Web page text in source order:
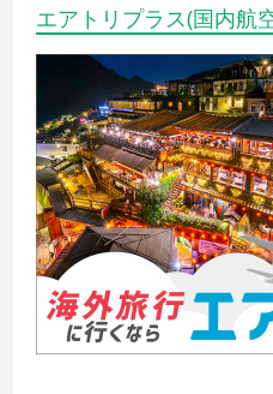
エアトリプラス(国内航